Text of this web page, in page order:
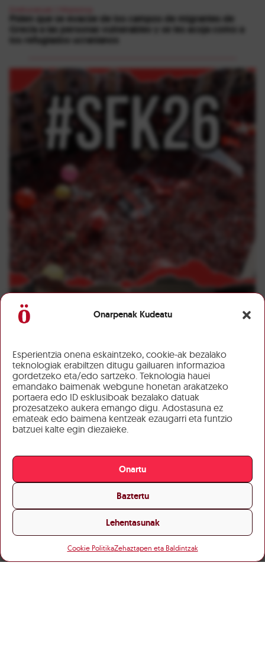
Onarpenak Kudeatu
Esperientzia onena eskaintzeko, cookie-ak bezalako
teknologiak erabiltzen ditugu gailuaren informazioa
gordetzeko eta/edo sartzeko. Teknologia hauei
emandako baimenak webgune honetan arakatzeko
portaera edo ID esklusiboak bezalako datuak
prozesatzeko aukera emango digu. Adostasuna ez
emateak edo baimena kentzeak ezaugarri eta funtzio
batzuei kalte egin diezaieke.
Onartu
Baztertu
Lehentasunak
Cookie PolitikaZehaztapen eta Baldintzak
Piden que se evacúe de los campos de migrantes de
Grecia a las personas vulnerables y se les acoja como a
los refugiados ucranianos